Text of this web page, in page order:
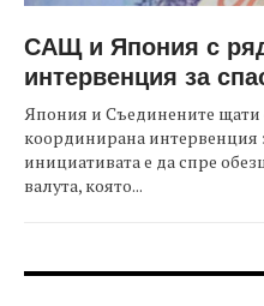
САЩ и Япония с
интервенция за
Япония и Съединените щати
координирана интервенция
инициативата е да спре
валута, която...